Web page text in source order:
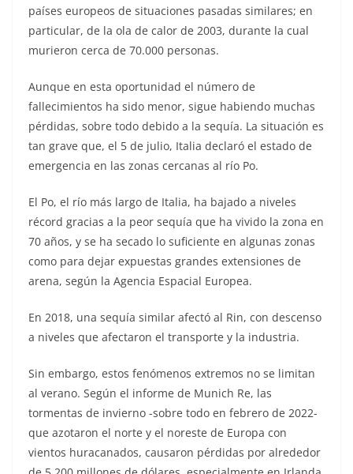
países europeos de situaciones pasadas similares; en
particular, de la ola de calor de 2003, durante la cual
murieron cerca de 70.000 personas.
Aunque en esta oportunidad el número de
fallecimientos ha sido menor, sigue habiendo muchas
pérdidas, sobre todo debido a la sequía. La situación es
tan grave que, el 5 de julio, Italia declaró el estado de
emergencia en las zonas cercanas al río Po.
El Po, el río más largo de Italia, ha bajado a niveles
récord gracias a la peor sequía que ha vivido la zona en
70 años, y se ha secado lo suficiente en algunas zonas
como para dejar expuestas grandes extensiones de
arena, según la Agencia Espacial Europea.
En 2018, una sequía similar afectó al Rin, con descenso
a niveles que afectaron el transporte y la industria.
Sin embargo, estos fenómenos extremos no se limitan
al verano. Según el informe de Munich Re, las
tormentas de invierno -sobre todo en febrero de 2022-
que azotaron el norte y el noreste de Europa con
vientos huracanados, causaron pérdidas por alrededor